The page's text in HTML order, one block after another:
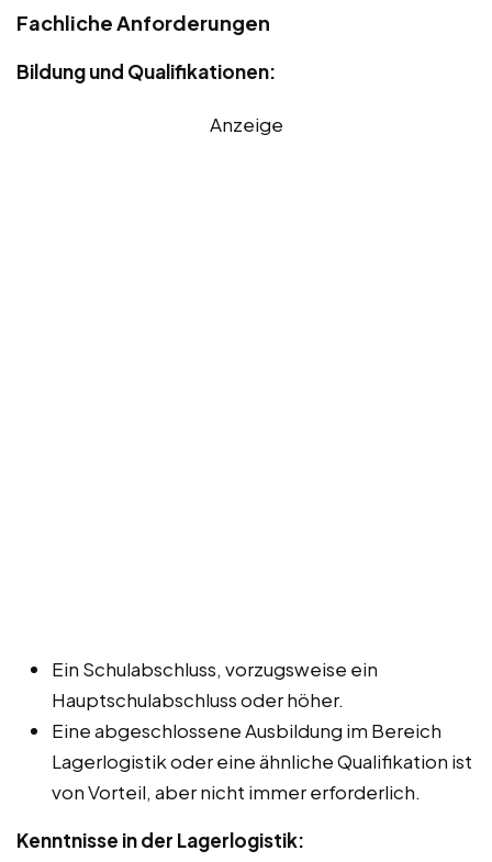
Fachliche Anforderungen
Bildung und Qualifikationen:
Anzeige
Ein Schulabschluss, vorzugsweise ein
Hauptschulabschluss oder höher.
Eine abgeschlossene Ausbildung im Bereich
Lagerlogistik oder eine ähnliche Qualifikation ist
von Vorteil, aber nicht immer erforderlich.
Kenntnisse in der Lagerlogistik: